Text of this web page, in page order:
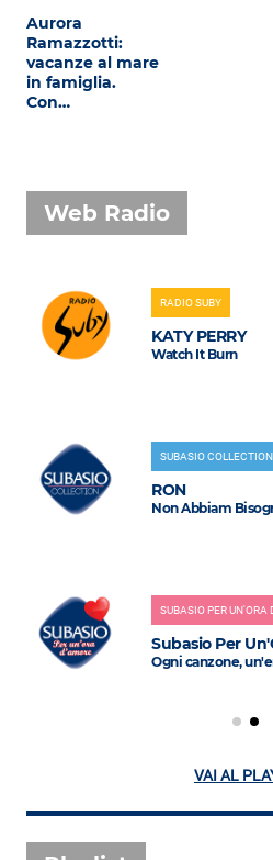
Aurora
Ramazzotti:
vacanze al mare
in famiglia.
Con…
Web Radio
RADIO SUBY
KATY PERRY
Watch It Burn
SUBASIO COLLECTION
RON
Non Abbiam
SUBASIO PER UN'ORA
Subasio Per
Ogni canzone,
VAI AL